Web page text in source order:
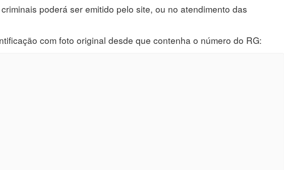
poderá ser emitido pelo site, ou no atendimento das
com foto original desde que contenha o número do RG: